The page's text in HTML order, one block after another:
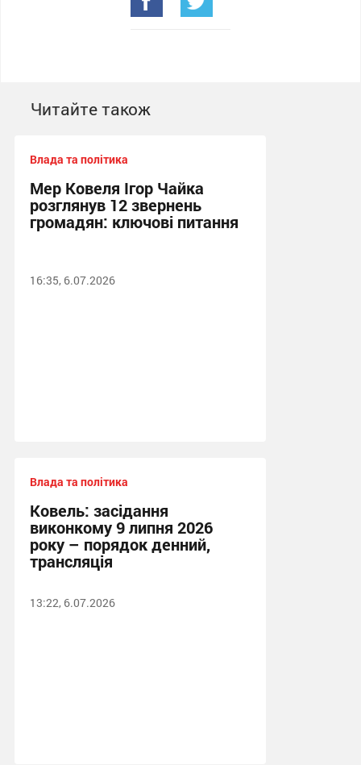
Читайте також
Влада та політика
Мер Ковеля Ігор Чайка
розглянув 12 звернень
громадян: ключові питання
16:35, 6.07.2026
Влада та політика
Ковель: засідання
виконкому 9 липня 2026
року – порядок денний,
трансляція
13:22, 6.07.2026